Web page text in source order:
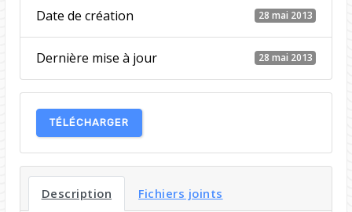
Date de création 28 mai 2013
Dernière mise à jour 28 mai 2013
TÉLÉCHARGER
Description Fichiers joints